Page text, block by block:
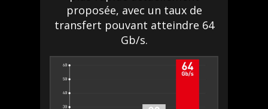
proposée, avec un taux de
transfert pouvant atteindre 64
Gb/s.